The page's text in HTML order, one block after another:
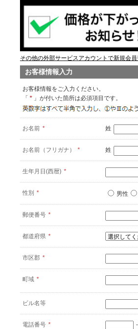
その他の外部サービスアカウントで新規会
お客様情報入力
お客様情報をご入力ください。
「 * 」が付いた箇所は必須項目です。
お名前 * 姓
お名前（フリガナ） * 姓
生年月日(西暦) *
性別 * 男性
郵便番号 *
都道府県 *
市区郡 *
町域 *
ビル名等
電話番号 * -